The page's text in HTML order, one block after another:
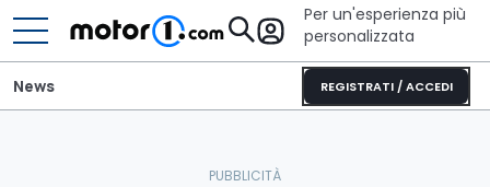
Per un'esperienza più
personalizzata
REGISTRATI / ACCEDI
News